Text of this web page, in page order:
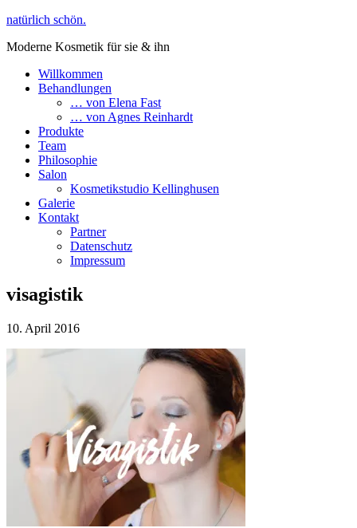
natürlich schön.
Moderne Kosmetik für sie & ihn
Willkommen
Behandlungen
… von Elena Fast
… von Agnes Reinhardt
Produkte
Team
Philosophie
Salon
Kosmetikstudio Kellinghusen
Galerie
Kontakt
Partner
Datenschutz
Impressum
visagistik
10. April 2016